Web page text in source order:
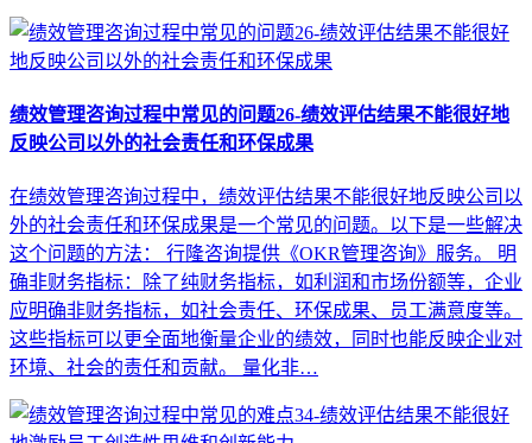
绩效管理咨询过程中常见的问题26-绩效评估结果不能很好地
反映公司以外的社会责任和环保成果
在绩效管理咨询过程中，绩效评估结果不能很好地反映公司以
外的社会责任和环保成果是一个常见的问题。以下是一些解决
这个问题的方法： 行隆咨询提供《OKR管理咨询》服务。 明
确非财务指标：除了纯财务指标，如利润和市场份额等，企业
应明确非财务指标，如社会责任、环保成果、员工满意度等。
这些指标可以更全面地衡量企业的绩效，同时也能反映企业对
环境、社会的责任和贡献。 量化非…